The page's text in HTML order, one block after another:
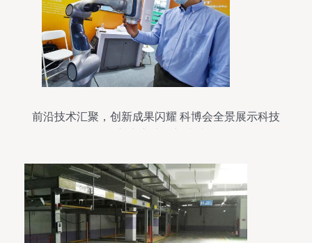
前沿技术汇聚，创新成果闪耀 科博会全景展示科技